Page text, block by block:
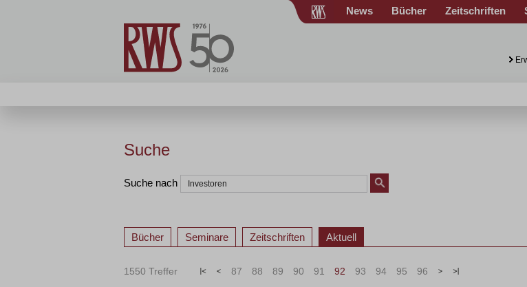
News Bücher Zeitschriften
Suche
Suche nach
Bücher Seminare Zeitschriften Aktuell
1550 Treffer « < 87 88 89 90 91 92 93 94 95 96 > »